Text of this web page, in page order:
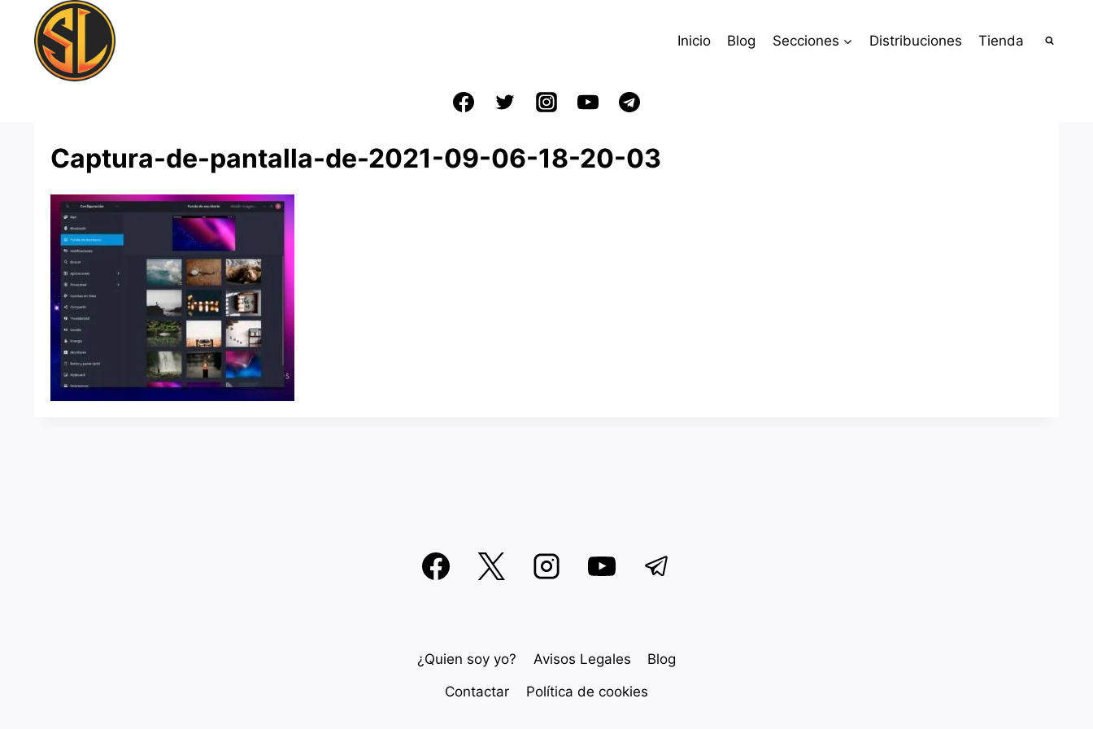
contenido
Inicio Blog Secciones Distribuciones Tienda
Captura-de-pantalla-de-2021-09-06-18-20-03
¿Quien soy yo? Avisos Legales Blog
Contactar Política de cookies